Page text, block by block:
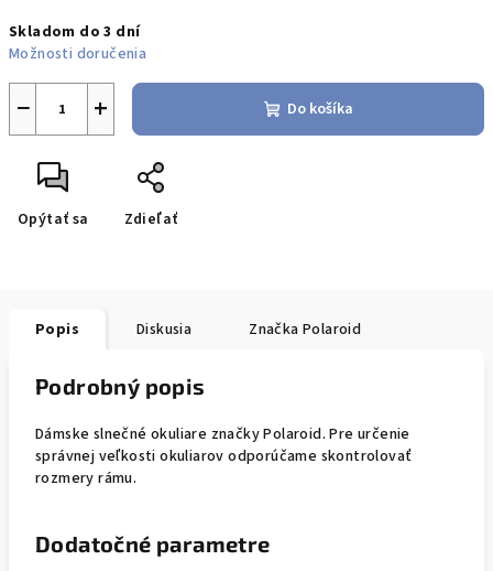
cena:
Skladom do 3 dní
Možnosti doručenia
+
− Do košíka
Opýtať sa Zdieľať
Popis Diskusia Značka Polaroid
Podrobný popis
Dámske slnečné okuliare značky Polaroid. Pre určenie
správnej veľkosti okuliarov odporúčame skontrolovať
rozmery rámu.
Dodatočné parametre